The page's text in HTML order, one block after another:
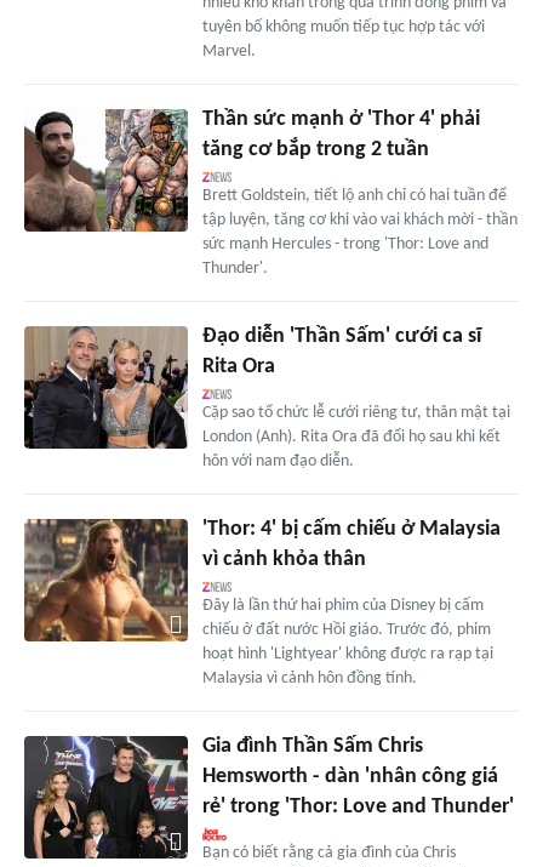
tuyên bố không muốn tiếp tục hợp tác với
Marvel.
Thần sức mạnh ở 'Thor 4' phải
tăng cơ bắp trong 2 tuần
Brett Goldstein, tiết lộ anh chỉ có hai tuần để
tập luyện, tăng cơ khi vào vai khách mời - thần
sức mạnh Hercules - trong 'Thor: Love and
Thunder'.
Đạo diễn 'Thần Sấm' cưới ca sĩ
Rita Ora
Cặp sao tổ chức lễ cưới riêng tư, thân mật tại
London (Anh). Rita Ora đã đổi họ sau khi kết
hôn với nam đạo diễn.
'Thor: 4' bị cấm chiếu ở Malaysia
vì cảnh khỏa thân
Đây là lần thứ hai phim của Disney bị cấm
chiếu ở đất nước Hồi giáo. Trước đó, phim
hoạt hình 'Lightyear' không được ra rạp tại
Malaysia vì cảnh hôn đồng tính.
Gia đình Thần Sấm Chris
Hemsworth - dàn 'nhân công giá
rẻ' trong 'Thor: Love and Thunder'
Bạn có biết rằng cả gia đình của Chris